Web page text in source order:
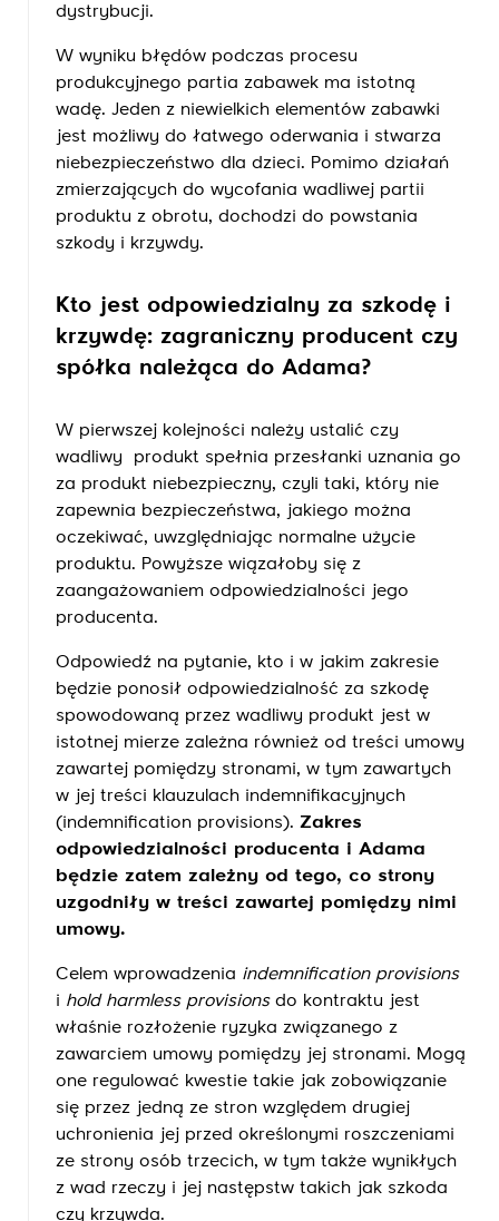
dystrybucji.
W wyniku błędów podczas procesu
produkcyjnego partia zabawek ma istotną
wadę. Jeden z niewielkich elementów zabawki
jest możliwy do łatwego oderwania i stwarza
niebezpieczeństwo dla dzieci. Pomimo działań
zmierzających do wycofania wadliwej partii
produktu z obrotu, dochodzi do powstania
szkody i krzywdy.
Kto jest odpowiedzialny za szkodę i
krzywdę: zagraniczny producent czy
spółka należąca do Adama?
W pierwszej kolejności należy ustalić czy
wadliwy produkt spełnia przesłanki uznania go
za produkt niebezpieczny, czyli taki, który nie
zapewnia bezpieczeństwa, jakiego można
oczekiwać, uwzględniając normalne użycie
produktu. Powyższe wiązałoby się z
zaangażowaniem odpowiedzialności jego
producenta.
Odpowiedź na pytanie, kto i w jakim zakresie
będzie ponosił odpowiedzialność za szkodę
spowodowaną przez wadliwy produkt jest w
istotnej mierze zależna również od treści umowy
zawartej pomiędzy stronami, w tym zawartych
w jej treści klauzulach indemnifikacyjnych
(indemnification provisions). Zakres
odpowiedzialności producenta i Adama
będzie zatem zależny od tego, co strony
uzgodniły w treści zawartej pomiędzy nimi
umowy.
Celem wprowadzenia indemnification provisions
i hold harmless provisionsdo kontraktu jest
właśnie rozłożenie ryzyka związanego z
zawarciem umowy pomiędzy jej stronami. Mogą
one regulować kwestie takie jak zobowiązanie
się przez jedną ze stron względem drugiej
uchronienia jej przed określonymi roszczeniami
ze strony osób trzecich, w tym także wynikłych
z wad rzeczy i jej następstw takich jak szkoda
czy krzywda.